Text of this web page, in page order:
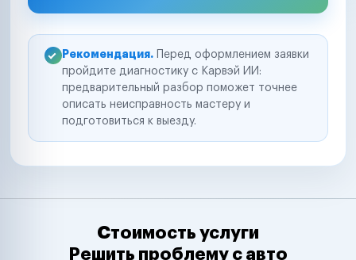
Рекомендация. Перед оформлением заявки
пройдите диагностику с Карвэй ИИ:
предварительный разбор поможет точнее
описать неисправность мастеру и
подготовиться к выезду.
Стоимость услуги
Решить проблему с авто